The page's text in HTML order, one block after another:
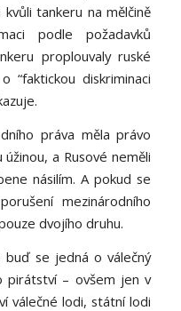
tankeru na mělčině
podle požadavků
proplouvaly ruské
“faktickou diskriminaci
práva měla právo
a Rusové neměli
násilím. A pokud se
mezinárodního
dvojího druhu.
buď se jedná o válečný
– ovšem jen v
válečné lodi, státní lodi